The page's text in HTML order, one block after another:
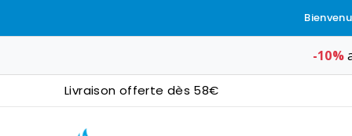
-10%
Livraison offerte dès 58€